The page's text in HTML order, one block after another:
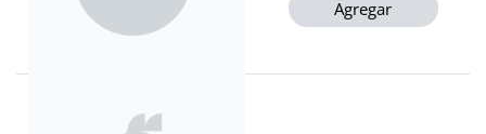
Agregar